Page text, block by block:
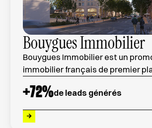
Bouygues Immobilier
Bouygues Immobilier est un
immobilier français de premier
développement résidentiel,
+72%de leads générés